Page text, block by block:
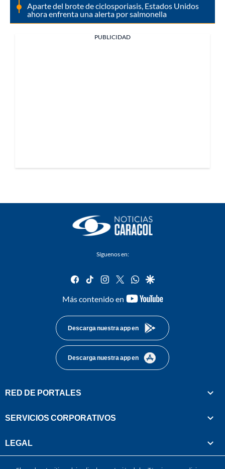
Aparte del brote de ciclosporiasis, Estados Unidos
ahora enfrenta una alerta por salmonella
PUBLICIDAD
Síguenos en:
facebook
tiktok instagram
twitterwhatsapp
google
Más contenido en
youtube-
Descarga nuestra app en
Descarga nuestra app en
RED DE PORTALES
SERVICIOS CORPORATIVOS
LEGAL